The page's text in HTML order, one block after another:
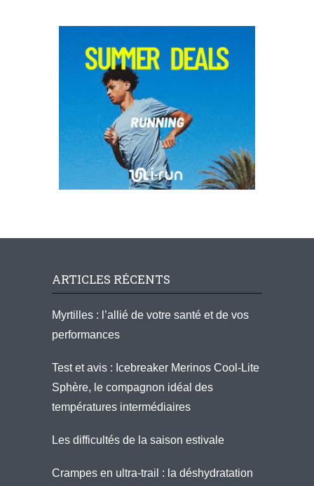
ARTICLES RÉCENTS
Myrtilles : l’allié de votre santé et de vos
performances
Test et avis : Icebreaker Merinos Cool-Lite
Sphère, le compagnon idéal des
températures intermédiaires
Les difficultés de la saison estivale
Crampes en ultra-trail : la déshydratation